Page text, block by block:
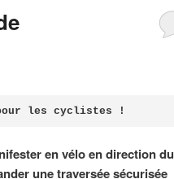
les cyclistes !
en vélo en direction du
une traversée sécurisée